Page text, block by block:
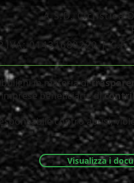
A.S.D. Ciclistica
P.IVA: 01431680220 |
in materia di
impresebeneficiarie di
contro abusi,
Visualizza i